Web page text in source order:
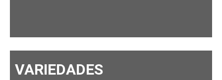
VARIEDADES